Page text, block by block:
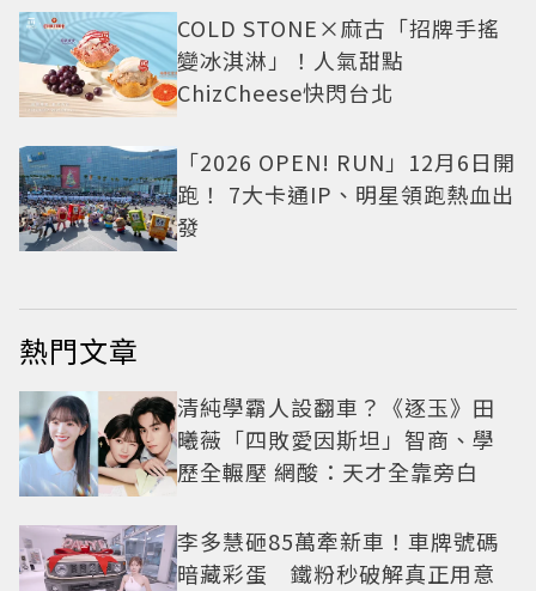
COLD STONE×麻古「招牌手搖
變冰淇淋」！人氣甜點
ChizCheese快閃台北
「2026 OPEN! RUN」12月6日開
跑！ 7大卡通IP、明星領跑熱血出
發
熱門文章
清純學霸人設翻車？《逐玉》田
曦薇「四敗愛因斯坦」智商、學
歷全輾壓 網酸：天才全靠旁白
李多慧砸85萬牽新車！車牌號碼
暗藏彩蛋 鐵粉秒破解真正用意